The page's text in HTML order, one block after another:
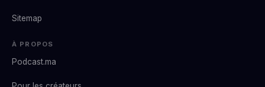
Sitemap
À PROPOS
Podcast.ma